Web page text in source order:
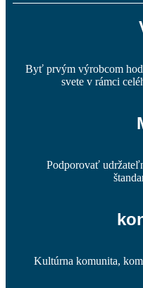
Byť prvým výrobcom
svete v rámci
Podporovať
Kultúrna komunita,